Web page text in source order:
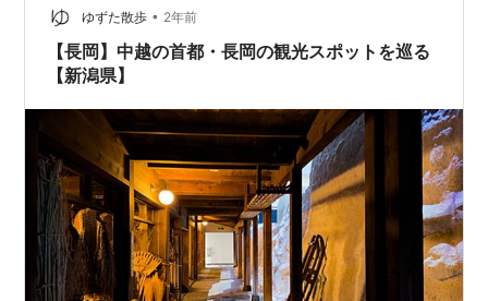
ゆずた散歩 • 2年前
【長岡】中越の首都・長岡の観光スポットを巡る
【新潟県】